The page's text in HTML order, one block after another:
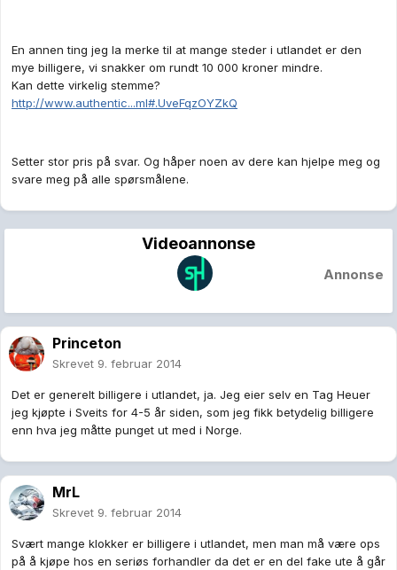
En annen ting jeg la merke til at mange steder i utlandet er den
mye billigere, vi snakker om rundt 10 000 kroner mindre.
Kan dette virkelig stemme?
http://www.authentic...ml#.UveFqzOYZkQ
Setter stor pris på svar. Og håper noen av dere kan hjelpe meg og
svare meg på alle spørsmålene.
Videoannonse
Annonse
Princeton
Skrevet 9. februar 2014
Det er generelt billigere i utlandet, ja. Jeg eier selv en Tag Heuer
jeg kjøpte i Sveits for 4-5 år siden, som jeg fikk betydelig billigere
enn hva jeg måtte punget ut med i Norge.
MrL
Skrevet 9. februar 2014
Svært mange klokker er billigere i utlandet, men man må være ops
på å kjøpe hos en seriøs forhandler da det er en del fake ute å går